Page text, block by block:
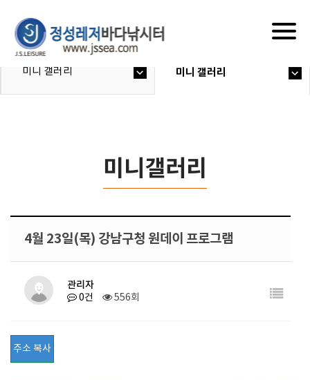
미니 갤러리 미니 갤러리
미니갤러리
4월 23일(목) 강남구청 원데이 프로그램
관리자
0건 556회
주소 복사